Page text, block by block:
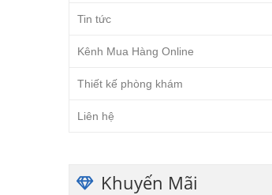
Tin tức
Kênh Mua Hàng Online
Thiết kế phòng khám
Liên hệ
Khuyến Mãi